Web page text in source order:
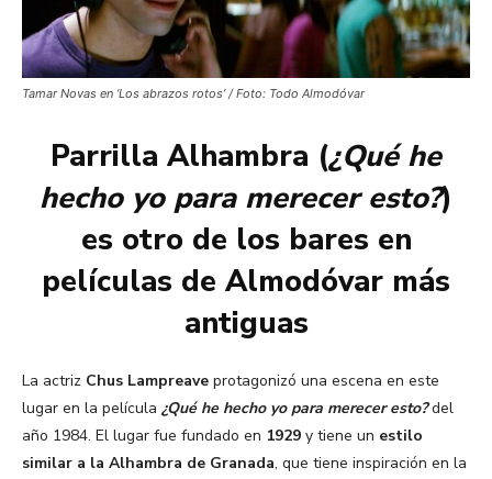
Tamar Novas en ‘Los abrazos rotos’ / Foto: Todo Almodóvar
Parrilla Alhambra (¿Qué he
hecho yo para merecer esto?)
es otro de los bares en
películas de Almodóvar más
antiguas
La actriz Chus Lampreave protagonizó una escena en este
lugar en la película ¿Qué he hecho yo para merecer esto?del
año 1984. El lugar fue fundado en 1929 y tiene un estilo
similar a la Alhambra de Granada, que tiene inspiración en la